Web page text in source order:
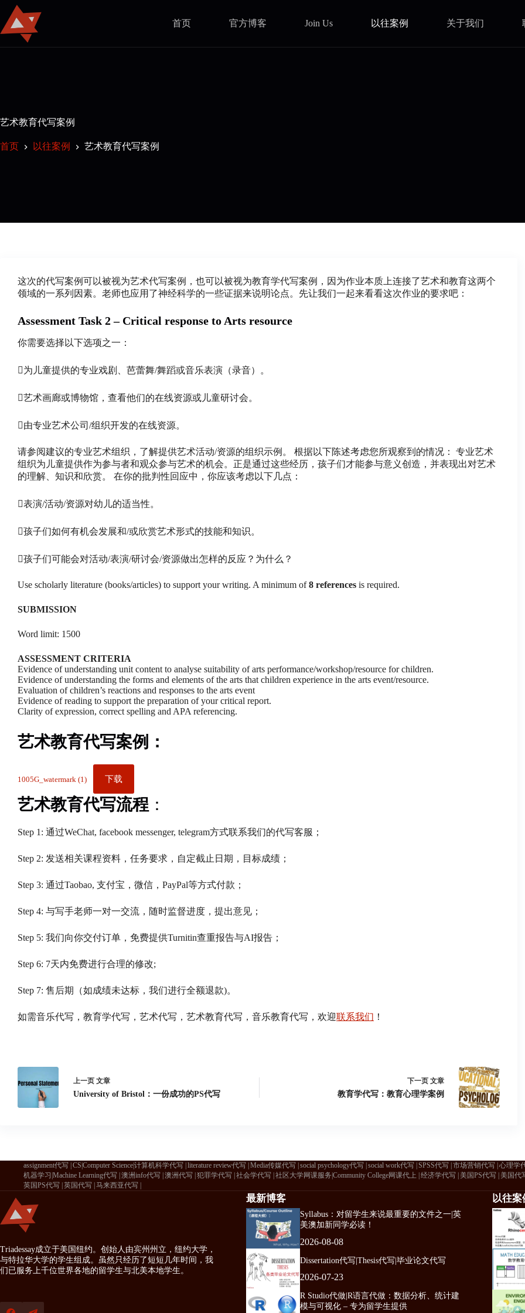
首页 官方博客 Join Us 以往案例 关于我们
艺术教育代写案例
首页 以往案例 艺术教育代写案例
这次的代写案例可以被视为艺术代写案例，也可以被视为教育学代写案例，因为作业本质上连接了艺术和教育这两个
领域的一系列因素。老师也应用了神经科学的一些证据来说明论点。先让我们一起来看看这次作业的要求吧：
Assessment Task 2 – Critical response to Arts resource
你需要选择以下选项之一：
为儿童提供的专业戏剧、芭蕾舞/舞蹈或音乐表演（录音）。
艺术画廊或博物馆，查看他们的在线资源或儿童研讨会。
由专业艺术公司/组织开发的在线资源。
请参阅建议的专业艺术组织，了解提供艺术活动/资源的组织示例。 根据以下陈述考虑您所观察到的情况： 专业艺术
组织为儿童提供作为参与者和观众参与艺术的机会。正是通过这些经历，孩子们才能参与意义创造，并表现出对艺术
的理解、知识和欣赏。 在你的批判性回应中，你应该考虑以下几点：
表演/活动/资源对幼儿的适当性。
孩子们如何有机会发展和/或欣赏艺术形式的技能和知识。
孩子们可能会对活动/表演/研讨会/资源做出怎样的反应？为什么？
Use scholarly literature (books/articles) to support your writing. A minimum of8 references is required.
SUBMISSION
Word limit: 1500
ASSESSMENT CRITERIA
Evidence of understanding unit content to analyse suitability of arts performance/workshop/resource for children.
Evidence of understanding the forms and elements of the arts that children experience in the arts event/resource.
Evaluation of children’s reactions and responses to the arts event
Evidence of reading to support the preparation of your critical report.
Clarity of expression, correct spelling and APA referencing.
艺术教育代写案例：
1005G_watermark (1) 下载
艺术教育代写流程 ：
Step 1: 通过WeChat, facebook messenger, telegram方式联系我们的代写客服；
Step 2: 发送相关课程资料，任务要求，自定截止日期，目标成绩；
Step 3: 通过Taobao, 支付宝，微信，PayPal等方式付款；
Step 4: 与写手老师一对一交流，随时监督进度，提出意见；
Step 5: 我们向你交付订单，免费提供Turnitin查重报告与AI报告；
Step 6: 7天内免费进行合理的修改;
Step 7: 售后期（如成绩未达标，我们进行全额退款)。
如需音乐代写，教育学代写，艺术代写，艺术教育代写，音乐教育代写，欢迎联系我们 ！
上一页 文章
University of Bristol：一份成功的PS代写
下一页文章
教育学代写：教育心理学案例
assignment代写 CS|Computer Science|计算机科学代写 literature review代写 Media传媒代写 social psychology代写 social work代写 SPSS代写 市场营销代写 心理学
机器学习|Machine Learning代写 澳洲info代写 澳洲代写 犯罪学代写 社会学代写 社区大学网课服务|Community College网课代上 经济学代写 美国PS代写 美国代
英国PS代写 英国代写 马来西亚代写
Triadessay成立于美国纽约。创始人由宾州州立，纽约大学，
与特拉华大学的学生组成。虽然只经历了短短几年时间，我
们已服务上千位世界各地的留学生与北美本地学生。
最新博客
Syllabus：对留学生来说最重要的文件之一|英
美澳加新同学必读！
2026-08-08
Dissertation代写|Thesis代写|毕业论文代写
2026-07-23
R Studio代做|R语言代做：数据分析、统计建
模与可视化 – 专为留学生提供
以往案